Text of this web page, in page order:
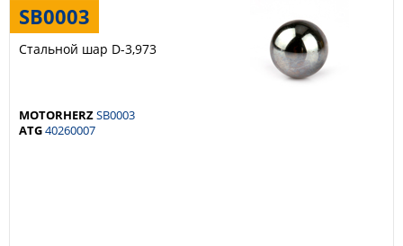
SB0003
Стальной шар D-3,973
MOTORHERZSB0003
ATG40260007